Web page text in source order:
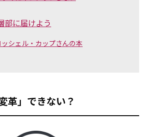
部に届けよう
ッシェル・カップさんの本
革」できない？